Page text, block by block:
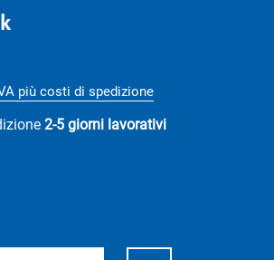
più costi di spedizione
2-5 giorni lavorativi